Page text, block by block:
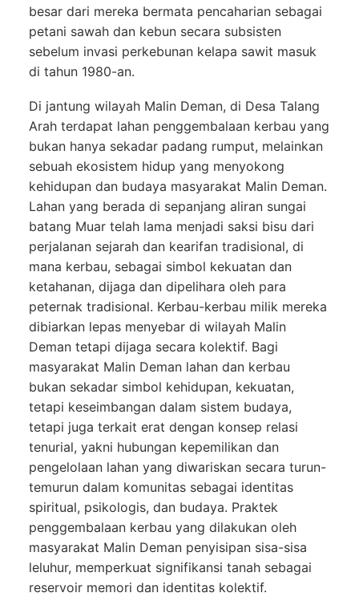
besar dari mereka bermata pencaharian sebagai
petani sawah dan kebun secara subsisten
sebelum invasi perkebunan kelapa sawit masuk
di tahun 1980-an.
Di jantung wilayah Malin Deman, di Desa Talang
Arah terdapat lahan penggembalaan kerbau yang
bukan hanya sekadar padang rumput, melainkan
sebuah ekosistem hidup yang menyokong
kehidupan dan budaya masyarakat Malin Deman.
Lahan yang berada di sepanjang aliran sungai
batang Muar telah lama menjadi saksi bisu dari
perjalanan sejarah dan kearifan tradisional, di
mana kerbau, sebagai simbol kekuatan dan
ketahanan, dijaga dan dipelihara oleh para
peternak tradisional. Kerbau-kerbau milik mereka
dibiarkan lepas menyebar di wilayah Malin
Deman tetapi dijaga secara kolektif. Bagi
masyarakat Malin Deman lahan dan kerbau
bukan sekadar simbol kehidupan, kekuatan,
tetapi keseimbangan dalam sistem budaya,
tetapi juga terkait erat dengan konsep relasi
tenurial, yakni hubungan kepemilikan dan
pengelolaan lahan yang diwariskan secara turun-
temurun dalam komunitas sebagai identitas
spiritual, psikologis, dan budaya. Praktek
penggembalaan kerbau yang dilakukan oleh
masyarakat Malin Deman penyisipan sisa-sisa
leluhur, memperkuat signifikansi tanah sebagai
reservoir memori dan identitas kolektif.